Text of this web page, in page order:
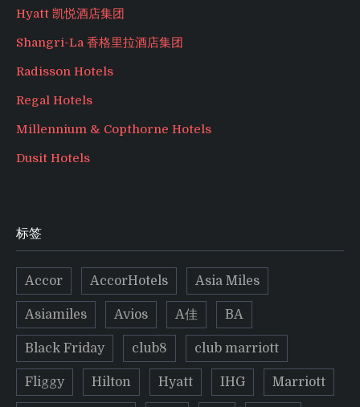
Hyatt 凯悦酒店集团
Shangri-La 香格里拉酒店集团
Radisson Hotels
Regal Hotels
Millennium & Copthorne Hotels
Dusit Hotels
标签
Accor AccorHotels Asia Miles
Asiamiles Avios A佳 BA
Black Friday club8 club marriott
Fliggy Hilton Hyatt IHG Marriott